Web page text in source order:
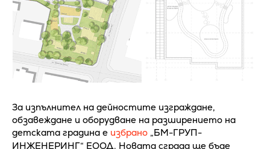
За изпълнител на дейностите изграждане,
обзавеждане и оборудване на разширението на
детската градина е избрано „БМ-ГРУП-
ИНЖЕНЕРИНГ“ ЕООД. Новата сграда ще бъде